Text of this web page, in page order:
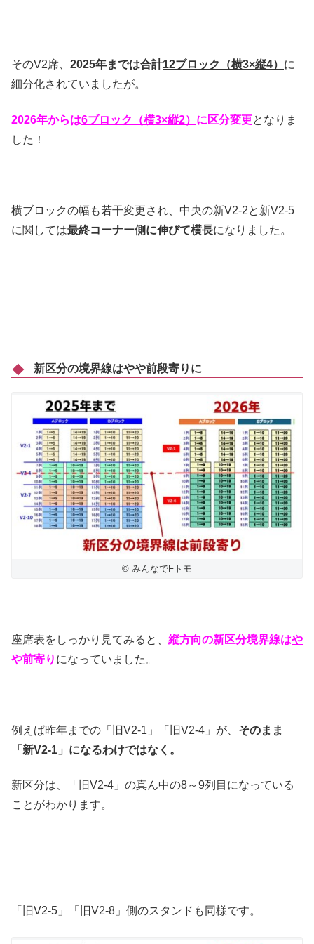
そのV2席、 2025年までは合計12ブロック（横3×縦4） に
細分化されていましたが。
2026年からは6ブロック（横3×縦2） に区分変更となりま
した！
横ブロックの幅も若干変更され、中央の新V2-2と新V2-5
に関しては最終コーナー側に伸びて横長になりました。
新区分の境界線はやや前段寄りに
© みんなでFトモ
座席表をしっかり見てみると、 縦方向の新区分境界線はや
や前寄り になっていました。
例えば昨年までの「旧V2-1」「旧V2-4」が、 そのまま
「新V2-1」になるわけではなく。
新区分は、「旧V2-4」の真ん中の8～9列目になっている
ことがわかります。
「旧V2-5」「旧V2-8」側のスタンドも同様です。